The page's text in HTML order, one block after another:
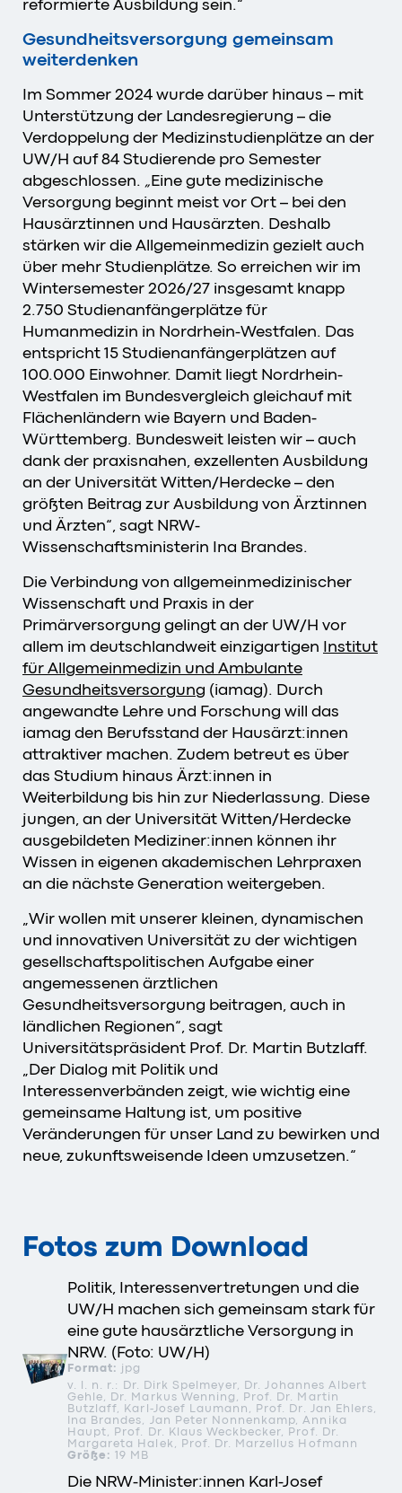
reformierte Ausbildung sein.“
Gesundheitsversorgung gemeinsam
weiterdenken
Im Sommer 2024 wurde darüber hinaus – mit
Unterstützung der Landesregierung – die
Verdoppelung der Medizinstudienplätze an der
UW/H auf 84 Studierende pro Semester
abgeschlossen. „Eine gute medizinische
Versorgung beginnt meist vor Ort – bei den
Hausärztinnen und Hausärzten. Deshalb
stärken wir die Allgemeinmedizin gezielt auch
über mehr Studienplätze. So erreichen wir im
Wintersemester 2026/27 insgesamt knapp
2.750 Studienanfängerplätze für
Humanmedizin in Nordrhein-Westfalen. Das
entspricht 15 Studienanfängerplätzen auf
100.000 Einwohner. Damit liegt Nordrhein-
Westfalen im Bundesvergleich gleichauf mit
Flächenländern wie Bayern und Baden-
Württemberg. Bundesweit leisten wir – auch
dank der praxisnahen, exzellenten Ausbildung
an der Universität Witten/Herdecke – den
größten Beitrag zur Ausbildung von Ärztinnen
und Ärzten“, sagt NRW-
Wissenschaftsministerin Ina Brandes.
Die Verbindung von allgemeinmedizinischer
Wissenschaft und Praxis in der
Primärversorgung gelingt an der UW/H vor
allem im deutschlandweit einzigartigen Institut
für Allgemeinmedizin und Ambulante
Gesundheitsversorgung (iamag). Durch
angewandte Lehre und Forschung will das
iamag den Berufsstand der Hausärzt:innen
attraktiver machen. Zudem betreut es über
das Studium hinaus Ärzt:innen in
Weiterbildung bis hin zur Niederlassung. Diese
jungen, an der Universität Witten/Herdecke
ausgebildeten Mediziner:innen können ihr
Wissen in eigenen akademischen Lehrpraxen
an die nächste Generation weitergeben.
„Wir wollen mit unserer kleinen, dynamischen
und innovativen Universität zu der wichtigen
gesellschaftspolitischen Aufgabe einer
angemessenen ärztlichen
Gesundheitsversorgung beitragen, auch in
ländlichen Regionen“, sagt
Universitätspräsident Prof. Dr. Martin Butzlaff.
„Der Dialog mit Politik und
Interessenverbänden zeigt, wie wichtig eine
gemeinsame Haltung ist, um positive
Veränderungen für unser Land zu bewirken und
neue, zukunftsweisende Ideen umzusetzen.“
Fotos zum Download
Politik, Interessenvertretungen und die
UW/H machen sich gemeinsam stark für
eine gute hausärztliche Versorgung in
NRW. (Foto: UW/H)
Format: jpg
v. l. n. r.: Dr. Dirk Spelmeyer, Dr. Johannes Albert
Gehle, Dr. Markus Wenning, Prof. Dr. Martin
Butzlaff, Karl-Josef Laumann, Prof. Dr. Jan Ehlers,
Ina Brandes, Jan Peter Nonnenkamp, Annika
Haupt, Prof. Dr. Klaus Weckbecker, Prof. Dr.
Margareta Halek, Prof. Dr. Marzellus Hofmann
Größe:19 MB
Die NRW-Minister:innen Karl-Josef